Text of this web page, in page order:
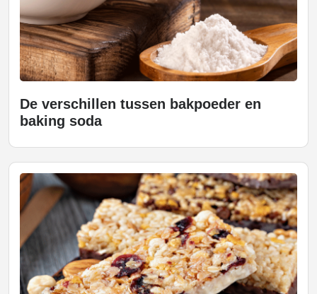
De verschillen tussen bakpoeder en
baking soda